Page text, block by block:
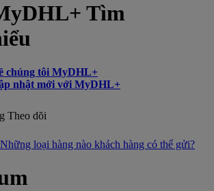
Tìm
chúng tôi MyDHL+
nhật mới với MyDHL+
Theo dõi
Những loại hàng nào khách hàng có thể gửi?